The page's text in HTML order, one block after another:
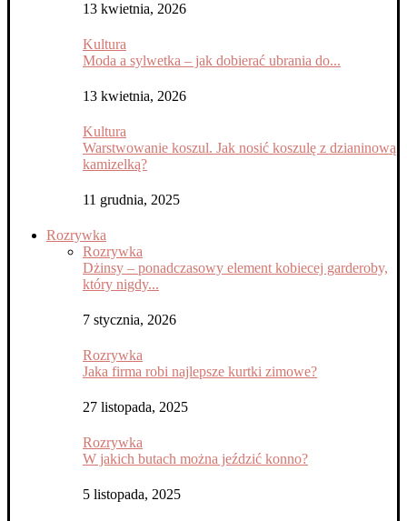
13 kwietnia, 2026
Kultura
Moda a sylwetka – jak dobierać ubrania do...
13 kwietnia, 2026
Kultura
Warstwowanie koszul. Jak nosić koszulę z dzianinową
kamizelką?
11 grudnia, 2025
Rozrywka
Rozrywka
Dżinsy – ponadczasowy element kobiecej garderoby,
który nigdy...
7 stycznia, 2026
Rozrywka
Jaka firma robi najlepsze kurtki zimowe?
27 listopada, 2025
Rozrywka
W jakich butach można jeździć konno?
5 listopada, 2025